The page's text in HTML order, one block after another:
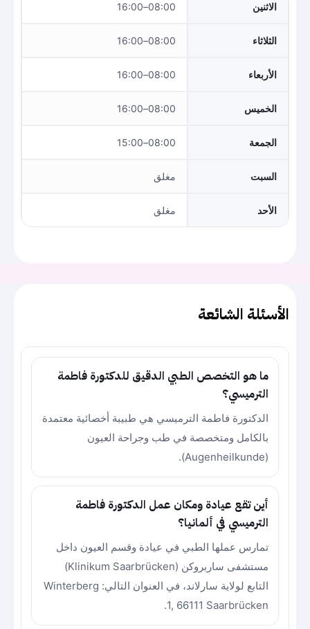
الاثنين 08:00–16:00
الثلاثاء 08:00–16:00
الأربعاء 08:00–16:00
الخميس 08:00–16:00
الجمعة 08:00–15:00
السبت مغلق
الأحد مغلق
الأسئلة الشائعة
ما هو التخصص الطبي الدقيق للدكتورة فاطمة
الترميسي؟
الدكتورة فاطمة الترميسي هي طبيبة أخصائية معتمدة
بالكامل ومتخصصة في طب وجراحة العيون
(Augenheilkunde).
أين تقع عيادة ومكان عمل الدكتورة فاطمة
الترميسي في ألمانيا؟
تمارس عملها الطبي في عيادة وقسم العيون داخل
مستشفى ساربروكن (Klinikum Saarbrücken)
التابع لولاية سارلاند، في العنوان التالي: Winterberg
1, 66111 Saarbrücken.